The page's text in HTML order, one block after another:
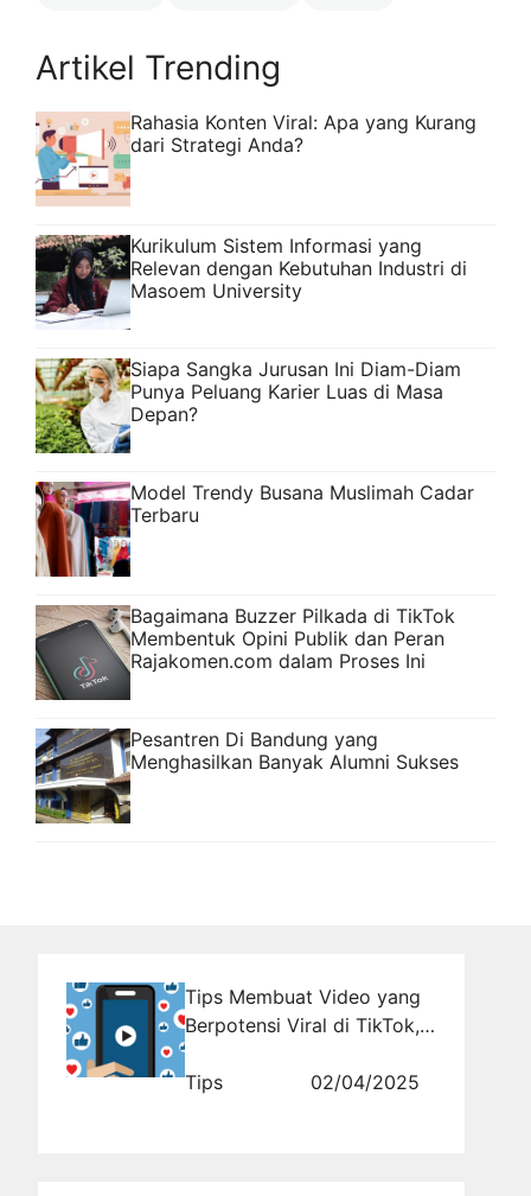
Artikel Trending
Rahasia Konten Viral: Apa yang Kurang
dari Strategi Anda?
Kurikulum Sistem Informasi yang
Relevan dengan Kebutuhan Industri di
Masoem University
Siapa Sangka Jurusan Ini Diam-Diam
Punya Peluang Karier Luas di Masa
Depan?
Model Trendy Busana Muslimah Cadar
Terbaru
Bagaimana Buzzer Pilkada di TikTok
Membentuk Opini Publik dan Peran
Rajakomen.com dalam Proses Ini
Pesantren Di Bandung yang
Menghasilkan Banyak Alumni Sukses
Tips Membuat Video yang
Berpotensi Viral di TikTok,
Tips
02/04/2025